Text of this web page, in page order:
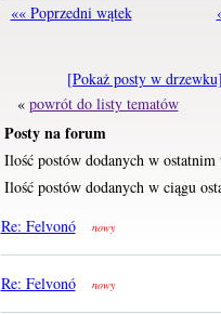
«« Poprzedni wątek
[Pokaż posty w
« powrót do listy tematów
Posty na forum
Ilość postów dodanych w ostatnim
Ilość postów dodanych w ciągu
Re: Felvonó
nowy
Re: Felvonó nowy